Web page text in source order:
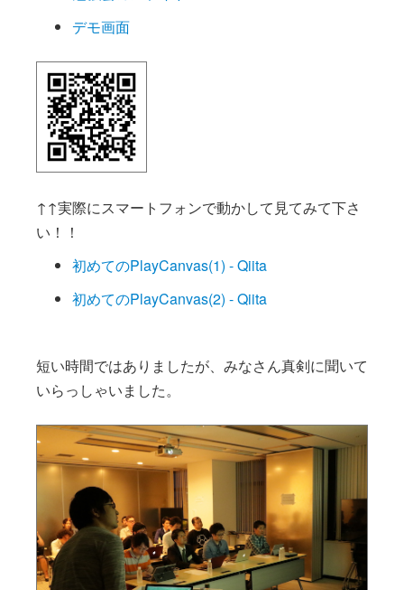
デモ画面
↑↑実際にスマートフォンで動かして見てみて下さ
い！！
初めてのPlayCanvas(1) - Qiita
初めてのPlayCanvas(2) - Qiita
短い時間ではありましたが、みなさん真剣に聞いて
いらっしゃいました。